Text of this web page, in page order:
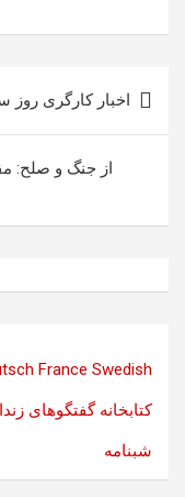
نوشته
اخبار کارگری روز سه شنبه
از جنگ و صلح:
France Swedish
کتابخانه گفتگوهای
شبنامه